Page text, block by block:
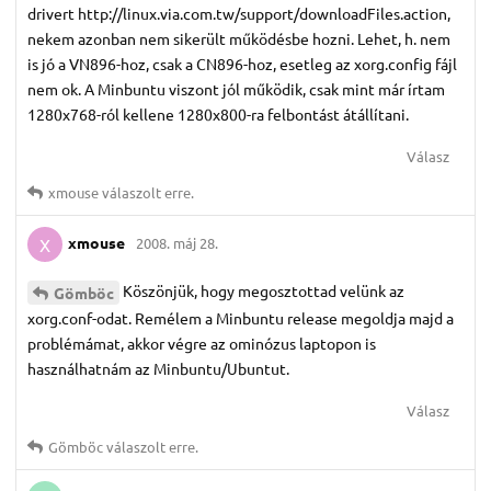
drivert http://linux.via.com.tw/support/downloadFiles.action,
nekem azonban nem sikerült működésbe hozni. Lehet, h. nem
is jó a VN896-hoz, csak a CN896-hoz, esetleg az xorg.config fájl
nem ok. A Minbuntu viszont jól működik, csak mint már írtam
1280x768-ról kellene 1280x800-ra felbontást átállítani.
Válasz
xmouseválaszolt erre.
X xmouse 2008. máj 28.
Gömböc Köszönjük, hogy megosztottad velünk az
xorg.conf-odat. Remélem a Minbuntu release megoldja majd a
problémámat, akkor végre az ominózus laptopon is
használhatnám az Minbuntu/Ubuntut.
Válasz
Gömböcválaszolt erre.